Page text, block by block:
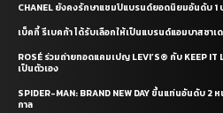
CHANEL ยังคงรักษาแชมป์แบรนด์ยอดนิยมอันดับ 1
เบ็คกี้ รีเบคก้า ได้รับเลือกให้เป็นแบรนด์แอมบาสซาเ
ROSÉ ร่วมถ่ายทอดแคมเปญ LEVI’S® กับ KEEP
เป็นตัวเอง
SPIDER-MAN: BRAND NEW DAY ขึ้นแท่นอันดับ 2
กาล